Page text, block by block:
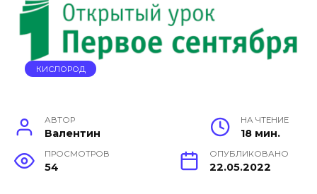
КИСЛОРОД
АВТОР
Валентин
НА ЧТЕНИЕ
18 мин.
ПРОСМОТРОВ
54
ОПУБЛИКОВАНО
22.05.2022